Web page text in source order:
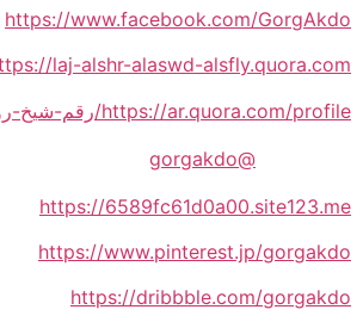
https://www.facebook.com/GorgAkdo
laj-alshr-alaswd-alsfly.quora.com
https://ar.quora.com/profile/رقم-شيخ-روحاني-يعمل-مجانا
@gorgakdo
https://6589fc61d0a00.site123.me
https://www.pinterest.jp/gorgakdo
https://dribbble.com/gorgakdo